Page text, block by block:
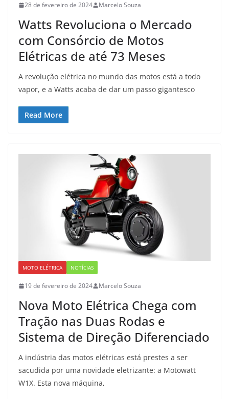
28 de fevereiro de 2024 Marcelo Souza
Watts Revoluciona o Mercado
com Consórcio de Motos
Elétricas de até 73 Meses
A revolução elétrica no mundo das motos está a todo
vapor, e a Watts acaba de dar um passo gigantesco
Read More
MOTO ELÉTRICA NOTÍCIAS
19 de fevereiro de 2024 Marcelo Souza
Nova Moto Elétrica Chega com
Tração nas Duas Rodas e
Sistema de Direção Diferenciado
A indústria das motos elétricas está prestes a ser
sacudida por uma novidade eletrizante: a Motowatt
W1X. Esta nova máquina,